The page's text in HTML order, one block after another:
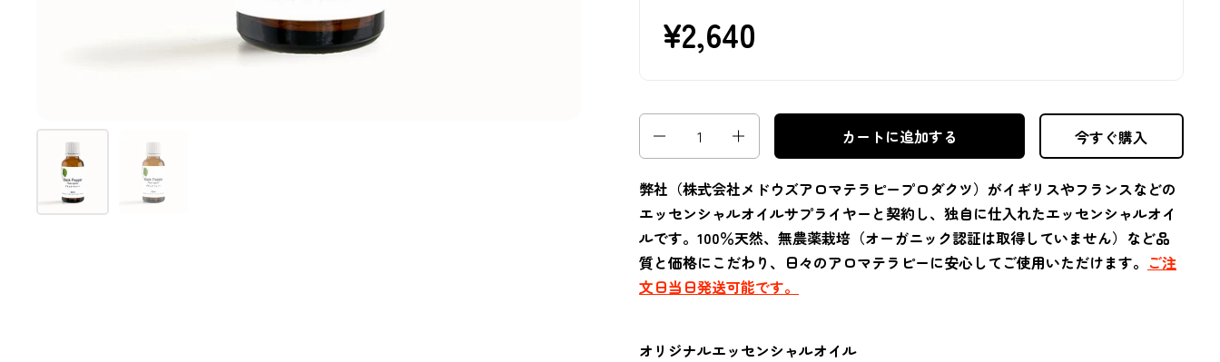
¥2,640
カートに追加する 今すぐ購入
弊社（株式会社メドウズアロマテラピープロダクツ）がイギリスやフランスなどの
エッセンシャルオイルサプライヤーと契約し、独自に仕入れたエッセンシャルオイ
ルです。100％天然、無農薬栽培（オーガニック認証は取得していません） など品
質と価格にこだわり、日々のアロマテラピーに安心してご使用いただけます。 ご注
文日当日発送可能です。
オリジナルエッセンシャルオイル